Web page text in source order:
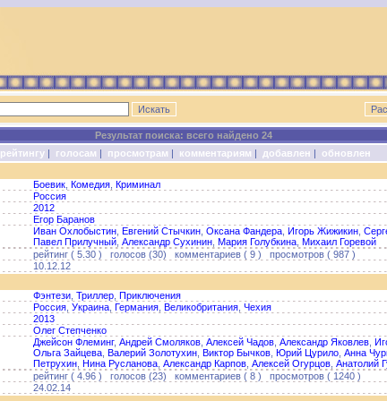
Результат поиска: всего найдено 24
рейтингу | голосам | просмотрам | комментариям | добавлен | обновлен
Боевик Комедия Криминал
Россия
2012
Егор Баранов
Иван Охлобыстин Евгений Стычкин Оксана Фандера Игорь Жижикин
Павел Прилучный Александр Сухинин Мария Голубкина Михаил Горевой
рейтинг ( 5.30 ) голосов (30) комментариев ( 9 ) просмотров ( 987 )
10.12.12
Фэнтези Триллер Приключения
Россия Украина Германия Великобритания Чехия
2013
Олег Степченко
Джейсон Флеминг, Андрей Смоляков Алексей Чадов Александр Яковлев
Ольга Зайцева Валерий Золотухин Виктор Бычков Юрий Цурило Анна
Петрухин Нина Русланова Александр Карпов Алексей Огурцов Анатолий
рейтинг ( 4.96 ) голосов (23) комментариев ( 8 ) просмотров ( 1240 )
24.02.14